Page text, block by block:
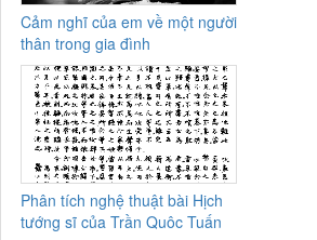
Cảm nghĩ của em về một người
thân trong gia đình
Phân tích nghệ thuật bài Hịch
tướng sĩ của Trần Quôc Tuấn